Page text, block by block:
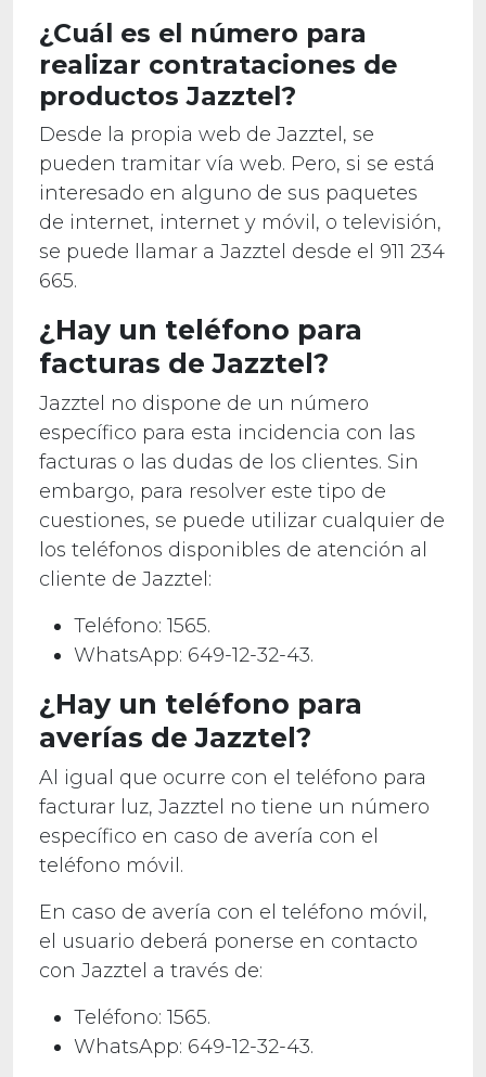
¿Cuál es el número para
realizar contrataciones de
productos Jazztel?
Desde la propia web de Jazztel, se
pueden tramitar vía web. Pero, si se está
interesado en alguno de sus paquetes
de internet, internet y móvil, o televisión,
se puede llamar a Jazztel desde el 911 234
665.
¿Hay un teléfono para
facturas de Jazztel?
Jazztel no dispone de un número
específico para esta incidencia con las
facturas o las dudas de los clientes. Sin
embargo, para resolver este tipo de
cuestiones, se puede utilizar cualquier de
los teléfonos disponibles de atención al
cliente de Jazztel:
Teléfono: 1565.
WhatsApp: 649-12-32-43.
¿Hay un teléfono para
averías de Jazztel?
Al igual que ocurre con el teléfono para
facturar luz, Jazztel no tiene un número
específico en caso de avería con el
teléfono móvil.
En caso de avería con el teléfono móvil,
el usuario deberá ponerse en contacto
con Jazztel a través de:
Teléfono: 1565.
WhatsApp: 649-12-32-43.